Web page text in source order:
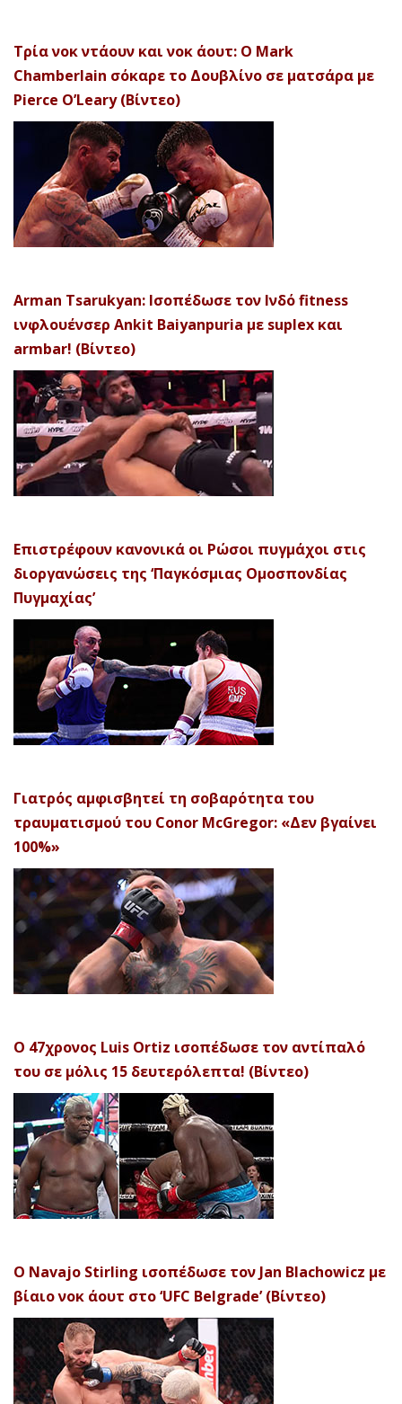
Τρία νοκ ντάουν και νοκ άουτ: Ο Mark
Chamberlain σόκαρε το Δουβλίνο σε ματσάρα με
Pierce O’Leary (Βίντεο)
Arman Tsarukyan: Ισοπέδωσε τον Ινδό fitness
ινφλουένσερ Ankit Baiyanpuria με suplex και
armbar! (Βίντεο)
Επιστρέφουν κανονικά οι Ρώσοι πυγμάχοι στις
διοργανώσεις της ‘Παγκόσμιας Ομοσπονδίας
Πυγμαχίας’
Γιατρός αμφισβητεί τη σοβαρότητα του
τραυματισμού του Conor McGregor: «Δεν βγαίνει
100%»
Ο 47χρονος Luis Ortiz ισοπέδωσε τον αντίπαλό
του σε μόλις 15 δευτερόλεπτα! (Βίντεο)
Ο Navajo Stirling ισοπέδωσε τον Jan Blachowicz με
βίαιο νοκ άουτ στο ‘UFC Belgrade’ (Βίντεο)